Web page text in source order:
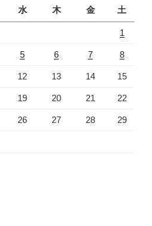
水 木 金 土
1
5 6 7 8
12 13 14 15
19 20 21 22
26 27 28 29